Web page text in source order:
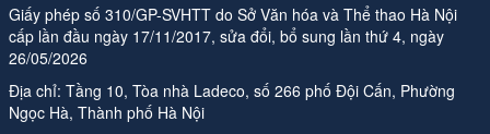
Giấy phép số 310/GP-SVHTT do Sở Văn hóa và Thể thao Hà Nội
cấp lần đầu ngày 17/11/2017, sửa đổi, bổ sung lần thứ 4, ngày
26/05/2026
Địa chỉ: Tầng 10, Tòa nhà Ladeco, số 266 phố Đội Cấn, Phường
Ngọc Hà, Thành phố Hà Nội